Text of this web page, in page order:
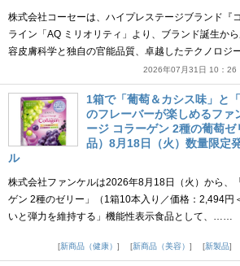
株式会社コーセーは、ハイプレステージブランド『
ライン「AQ ミリオリティ」より、ブランド誕生か
容皮膚科学と独自の官能品質、卓越したテクノロジ
2026年07月31日 10：26
1箱で「葡萄＆カシス味」と
のフレーバーが楽しめるファ
ージ コラーゲン 2種の葡萄
品）8月18日（火）数量限定
ル
株式会社ファンケルは2026年8月18日（火）から、
ゲン 2種のゼリー」（1箱10本入り／価格：2,494円
いと弾力を維持する」機能性表示食品として、……
新商品（健康）
新商品（美容） 新製品